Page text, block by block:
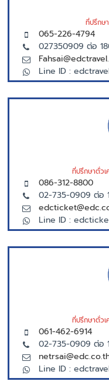
ที่ปรึกษ
065-226-4794
027350909 ต่อ
Line ID :
ที่ปรึกษาตั่วเ
086-312-8800
02-735-0909 ต่อ
Line ID :
ที่ปรึกษาตั่วเ
061-462-6914
02-735-0909 ต่อ
Line ID :